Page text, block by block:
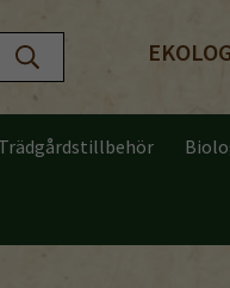
Trädgårdstillbehör